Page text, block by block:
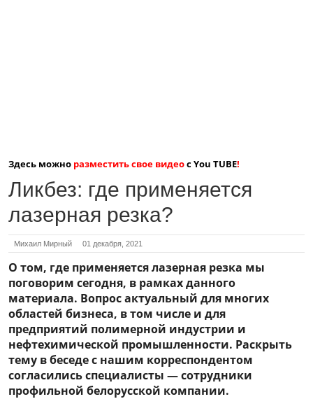
Здесь можно разместить свое видеос You TUBE!
Ликбез: где применяется
лазерная резка?
Михаил Мирный 01 декабря, 2021
О том, где применяется лазерная резка мы
поговорим сегодня, в рамках данного
материала. Вопрос актуальный для многих
областей бизнеса, в том числе и для
предприятий полимерной индустрии и
нефтехимической промышленности. Раскрыть
тему в беседе с нашим корреспондентом
согласились специалисты — сотрудники
профильной белорусской компании.